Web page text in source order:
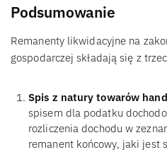
Podsumowanie
Remanenty likwidacyjne na
gospodarczej składają się z
Spis z natury towarów
spisem dla podatku
rozliczenia dochodu w
remanent końcowy, jaki jest